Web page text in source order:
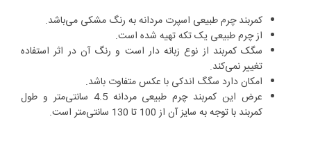
کمربند چرم طبیعی اسپرت مردانه به رنگ مشکی می‌باشد.
از چرم طبیعی یک تکه تهیه شده است.
سگک کمربند از نوع زبانه دار است و رنگ آن در اثر استفاده
تغییر نمی‌کند.
امکان دارد سگگ اندکی با عکس متفاوت باشد.
عرض این کمربند چرم طبیعی مردانه 4.5 سانتی‌متر و طول
کمربند با توجه به سایز آن از 100 تا 130 سانتی‌متر است.